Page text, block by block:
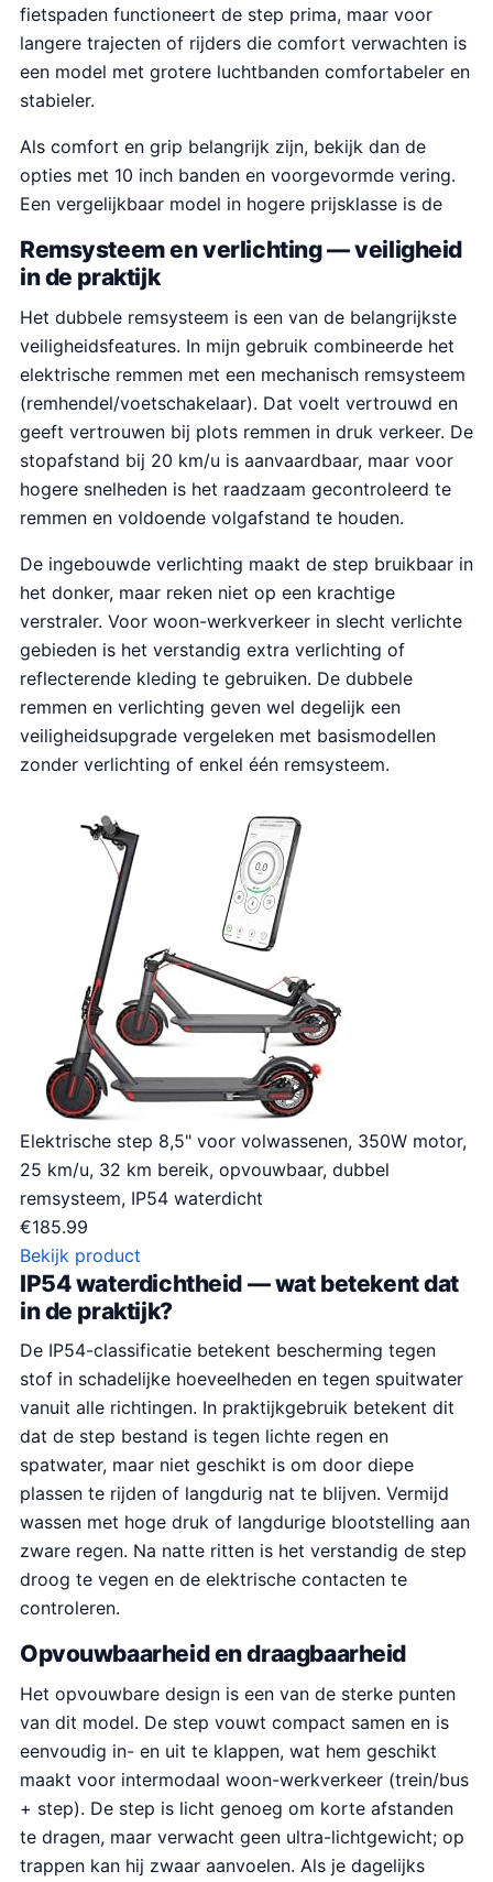
fietspaden functioneert de step prima, maar voor
langere trajecten of rijders die comfort verwachten is
een model met grotere luchtbanden comfortabeler en
stabieler.
Als comfort en grip belangrijk zijn, bekijk dan de
opties met 10 inch banden en voorgevormde vering.
Een vergelijkbaar model in hogere prijsklasse is de
Remsysteem en verlichting — veiligheid
in de praktijk
Het dubbele remsysteem is een van de belangrijkste
veiligheidsfeatures. In mijn gebruik combineerde het
elektrische remmen met een mechanisch remsysteem
(remhendel/voetschakelaar). Dat voelt vertrouwd en
geeft vertrouwen bij plots remmen in druk verkeer. De
stopafstand bij 20 km/u is aanvaardbaar, maar voor
hogere snelheden is het raadzaam gecontroleerd te
remmen en voldoende volgafstand te houden.
De ingebouwde verlichting maakt de step bruikbaar in
het donker, maar reken niet op een krachtige
verstraler. Voor woon-werkverkeer in slecht verlichte
gebieden is het verstandig extra verlichting of
reflecterende kleding te gebruiken. De dubbele
remmen en verlichting geven wel degelijk een
veiligheidsupgrade vergeleken met basismodellen
zonder verlichting of enkel één remsysteem.
Elektrische step 8,5" voor volwassenen, 350W motor,
25 km/u, 32 km bereik, opvouwbaar, dubbel
remsysteem, IP54 waterdicht
€185.99
Bekijk product
IP54 waterdichtheid — wat betekent dat
in de praktijk?
De IP54-classificatie betekent bescherming tegen
stof in schadelijke hoeveelheden en tegen spuitwater
vanuit alle richtingen. In praktijkgebruik betekent dit
dat de step bestand is tegen lichte regen en
spatwater, maar niet geschikt is om door diepe
plassen te rijden of langdurig nat te blijven. Vermijd
wassen met hoge druk of langdurige blootstelling aan
zware regen. Na natte ritten is het verstandig de step
droog te vegen en de elektrische contacten te
controleren.
Opvouwbaarheid en draagbaarheid
Het opvouwbare design is een van de sterke punten
van dit model. De step vouwt compact samen en is
eenvoudig in- en uit te klappen, wat hem geschikt
maakt voor intermodaal woon-werkverkeer (trein/bus
+ step). De step is licht genoeg om korte afstanden
te dragen, maar verwacht geen ultra-lichtgewicht; op
trappen kan hij zwaar aanvoelen. Als je dagelijks